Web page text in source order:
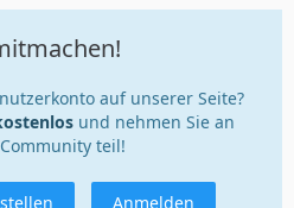
auf unserer Seite?
und nehmen Sie an
teil!
Anmelden